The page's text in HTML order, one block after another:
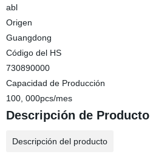
abl
Origen
Guangdong
Código del HS
730890000
Capacidad de Producción
100, 000pcs/mes
Descripción de Producto
Descripción del producto